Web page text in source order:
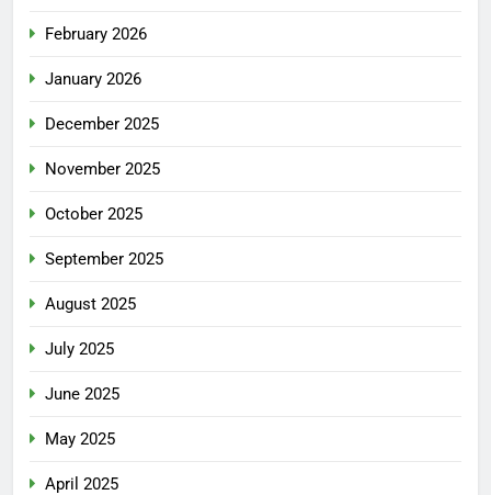
February 2026
January 2026
December 2025
November 2025
October 2025
September 2025
August 2025
July 2025
June 2025
May 2025
April 2025